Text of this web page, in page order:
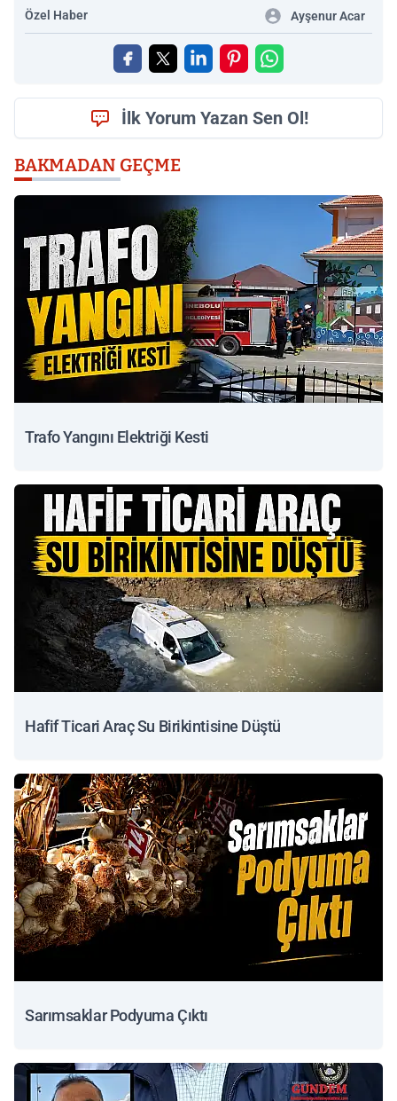
Özel Haber Ayşenur Acar
İlk Yorum Yazan Sen Ol!
BAKMADAN GEÇME
Trafo Yangını Elektriği Kesti
Hafif Ticari Araç Su Birikintisine Düştü
Sarımsaklar Podyuma Çıktı